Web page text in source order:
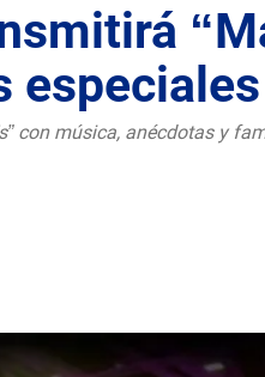
especiales
con música, anécdotas y